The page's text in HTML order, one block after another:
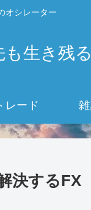
オシレーター
生き残る
レード
決するFX